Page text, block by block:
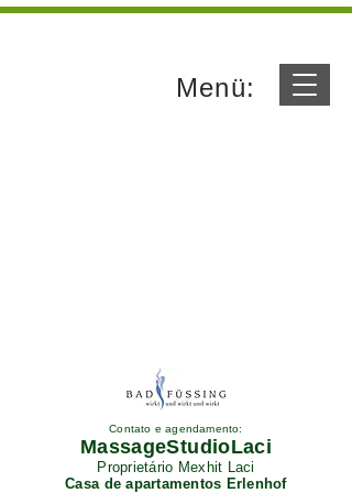
Menü:
Contato e agendamento:
MassageStudioLaci
Proprietário Mexhit Laci
Casa de apartamentos Erlenhof